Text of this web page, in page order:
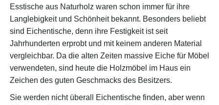
Esstische aus Naturholz waren schon immer für ihre
Langlebigkeit und Schönheit bekannt. Besonders beliebt
sind Eichentische, denn ihre Festigkeit ist seit
Jahrhunderten erprobt und mit keinem anderen Material
vergleichbar. Da die alten Zeiten massive Eiche für Möbel
verwendeten, sind heute die Holzmöbel im Haus ein
Zeichen des guten Geschmacks des Besitzers.
Sie werden nicht überall Eichentische finden, aber wenn